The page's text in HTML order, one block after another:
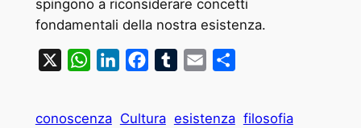
spingono a riconsiderare concetti
fondamentali della nostra esistenza.
WhatsAppLinkedInFacebookTumblrEmail
conoscenza Cultura esistenza filosofia